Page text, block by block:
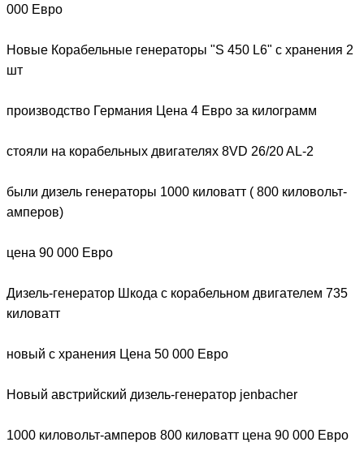
000 Евро
Новые Корабельные генераторы "S 450 L6" с хранения 2
шт
производство Германия Цена 4 Евро за килограмм
стояли на корабельных двигателях 8VD 26/20 AL-2
были дизель генераторы 1000 киловатт ( 800 киловольт-
амперов)
цена 90 000 Евро
Дизель-генератор Шкода с корабельном двигателем 735
киловатт
новый c хранения Цена 50 000 Евро
Новый австрийский дизель-генератор jenbacher
1000 киловольт-амперов 800 киловатт цена 90 000 Евро